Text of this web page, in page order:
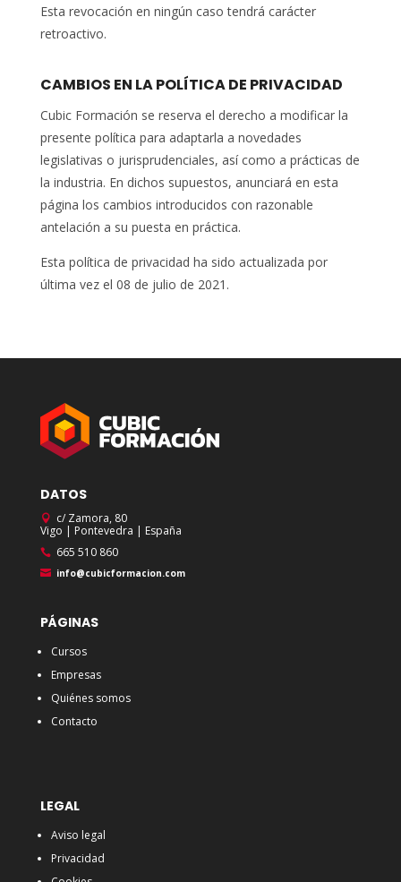
Esta revocación en ningún caso tendrá carácter
retroactivo.
CAMBIOS EN LA POLÍTICA DE PRIVACIDAD
Cubic Formación se reserva el derecho a modificar la
presente política para adaptarla a novedades
legislativas o jurisprudenciales, así como a prácticas de
la industria. En dichos supuestos, anunciará en esta
página los cambios introducidos con razonable
antelación a su puesta en práctica.
Esta política de privacidad ha sido actualizada por
última vez el 08 de julio de 2021.
DATOS
c/ Zamora, 80
Vigo | Pontevedra | España
665 510 860
info@cubicformacion.com
PÁGINAS
Cursos
Empresas
Quiénes somos
Contacto
LEGAL
Aviso legal
Privacidad